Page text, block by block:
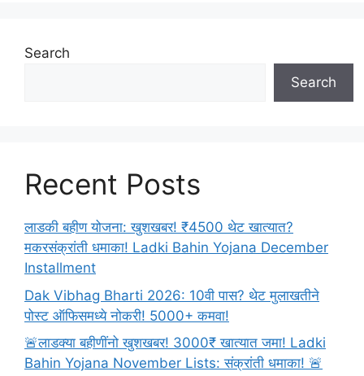
निर्णय.जाणून
काय
आहे
Search
Search
Recent Posts
लाडकी बहीण योजना: खुशखबर! ₹4500 थेट खात्यात?
मकरसंक्रांती धमाका! Ladki Bahin Yojana December
Installment
Dak Vibhag Bharti 2026: 10वी पास? थेट मुलाखतीने
पोस्ट ऑफिसमध्ये नोकरी! 5000+ कमवा!
🚨लाडक्या बहीणींनो खुशखबर! 3000₹ खात्यात जमा! Ladki
Bahin Yojana November Lists: संक्रांती धमाका! 🚨